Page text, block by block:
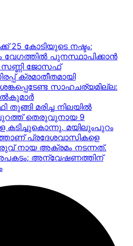
25 കോടിയുടെ നഷ്ടം;
പുനസ്ഥാപിക്കാൻ
സണ്ണി ജോസഫ്
ക്രമാതീതമായി
സാഹചര്യമില്ല:
തുങ്ങി മരിച്ച നിലയിൽ
തെരുവുനായ 9
മയിലുംപുറം
പ്രദേശവാസികളെ
തെരുവ് നായ അക്രമം നടന്നത്.
അന്വേഷണത്തിന്